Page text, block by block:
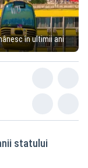
în ultimii ani
statului